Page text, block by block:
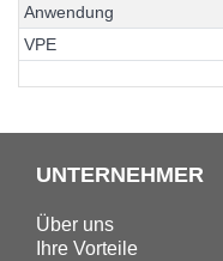
Anwendung
VPE
UNTERNEHMER
Über uns
Ihre Vorteile